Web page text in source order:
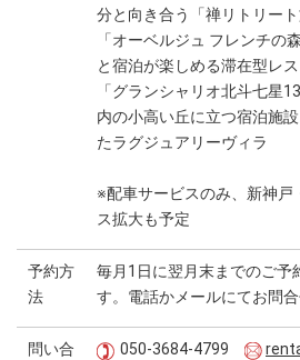
分と向き合う「禅リトリート
「オーベルジュ フレンチの
と宿泊が楽しめる滞在型レ
「グランシャリオ北斗七星
内の小高い丘に立つ宿泊施
たラグジュアリーヴィラ
※配車サービスのみ、新神戸
ス拡大も予定
予約方
法
毎月1日に翌月末までのご予
す。電話かメールにてお問
問い合
050-3684-4799